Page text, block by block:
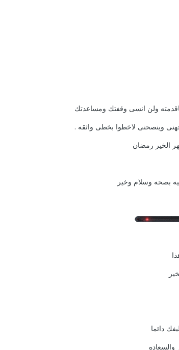
ولن انسى وقفتك ومساعدتك
وينصحنى لاخطوا بخطى واثقه .
الخير رمضان
بصحه وسلام وخير
دائما
والسعاده